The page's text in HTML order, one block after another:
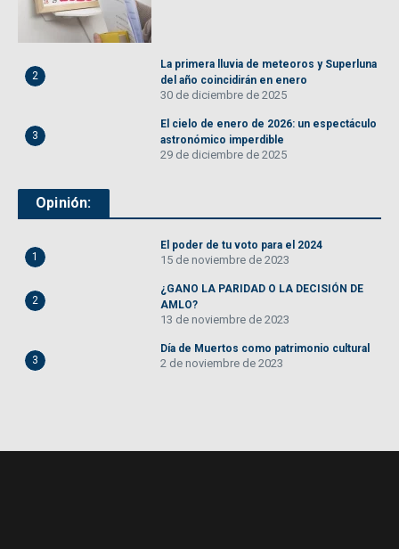
2
La primera lluvia de meteoros y Superluna
del año coincidirán en enero
30 de diciembre de 2025
3
El cielo de enero de 2026: un espectáculo
astronómico imperdible
29 de diciembre de 2025
Opinión:
1
El poder de tu voto para el 2024
15 de noviembre de 2023
2
¿GANO LA PARIDAD O LA DECISIÓN DE
AMLO?
13 de noviembre de 2023
3
Día de Muertos como patrimonio cultural
2 de noviembre de 2023